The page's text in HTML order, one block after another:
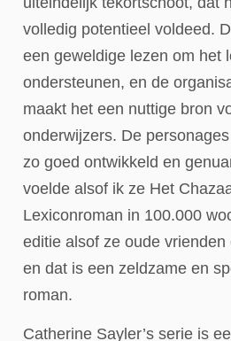
volledig potentieel voldeed.
een geweldige lezen om het
ondersteunen, en de
maakt het een nuttige bron
onderwijzers. De
zo goed ontwikkeld en
voelde alsof ik ze Het
Lexiconroman in 100.000
editie alsof ze oude
en dat is een zeldzame en
roman.
Catherine Sayler’s serie is